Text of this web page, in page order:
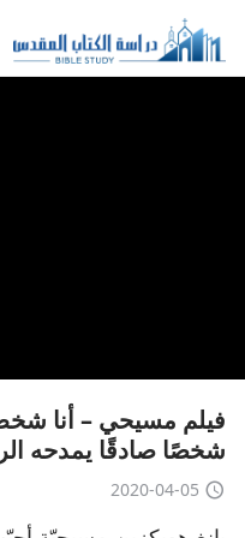
فيلم مسيحي – أنا
شخصًا صادقًا يمدحه
2020-04-05